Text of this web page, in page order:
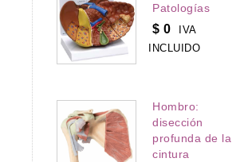
Patologías
$ 0
IVA
INCLUIDO
Hombro:
disección
profunda de la
cintura